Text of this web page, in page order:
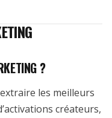
?
les meilleurs
créateurs,